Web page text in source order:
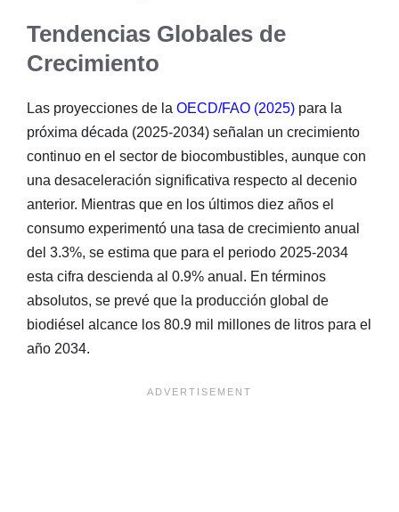
Tendencias Globales de
Crecimiento
Las proyecciones de la OECD/FAO (2025) para la
próxima década (2025-2034) señalan un crecimiento
continuo en el sector de biocombustibles, aunque con
una desaceleración significativa respecto al decenio
anterior. Mientras que en los últimos diez años el
consumo experimentó una tasa de crecimiento anual
del 3.3%, se estima que para el periodo 2025-2034
esta cifra descienda al 0.9% anual. En términos
absolutos, se prevé que la producción global de
biodiésel alcance los 80.9 mil millones de litros para el
año 2034.